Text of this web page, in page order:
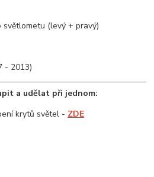
světlometu (levý + pravý)
- 2013)
a udělat při jednom:
krytů světel - ZDE